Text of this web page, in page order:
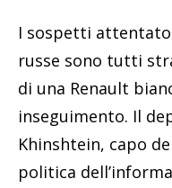
I sospetti
russe sono tutti
di una Renault
inseguimento. Il
Khinshtein, capo
politica